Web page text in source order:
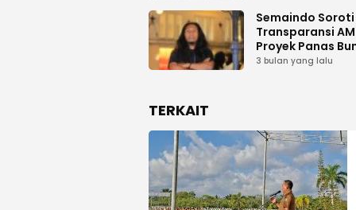
Semaindo
Transparansi
Proyek Panas
Geodipa Energi
3 bulan yang lalu
TERKAIT